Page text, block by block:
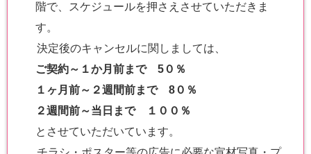
階で、スケジュールを押さえさせていただきま
す。
決定後のキャンセルに関しましては、
ご契約～ １か月前まで 5０％
１ヶ月前～２週間前まで 8０％
２週間前～当日まで １００％
とさせていただいています。